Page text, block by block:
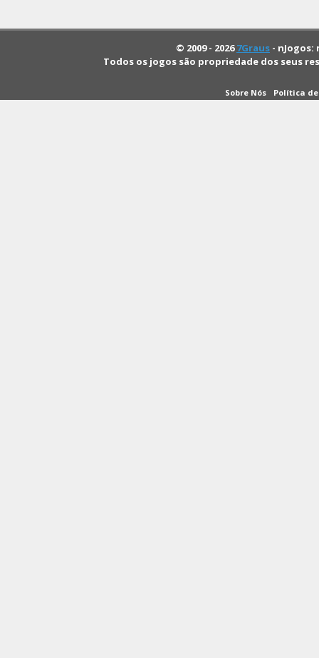
© 2009 - 20267Graus -
Todos os jogos são propriedade dos seus
Sobre Nós Política